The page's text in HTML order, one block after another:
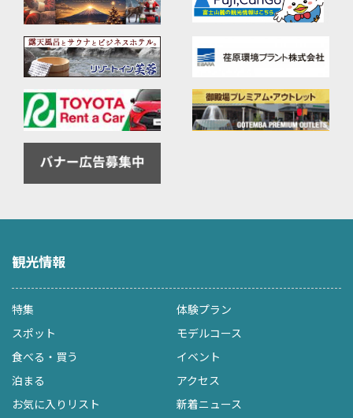
観光情報
特集
体験プラン
スポット
モデルコース
食べる・買う
イベント
泊まる
アクセス
お気に入りリスト
新着ニュース